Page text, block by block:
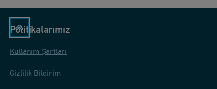
Politikalarımız
Kullanım Şartları
Gizlilik Bildirimi